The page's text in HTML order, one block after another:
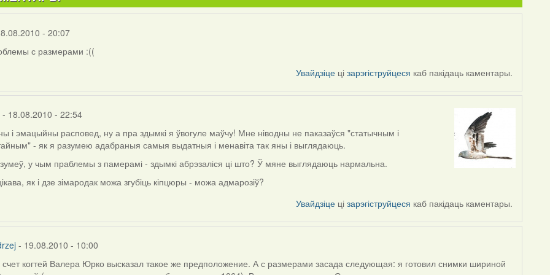
- 20:07
с размерами :((
Увайдзіце цізарэгіструйцеся каб пакідаць каментары.
- 18.08.2010 - 22:54
і эмацыйны расповед, ну а пра здымкі я ўвогуле маўчу! Мне ніводны не паказаўся "статычным і
- як я разумею адабраныя самыя выдатныя і менавіта так яны і выглядаюць.
у чым праблемы з памерамі - здымкі абрэзаліся ці што? Ў мяне выглядаюць нармальна.
як і дзе зімародак можа згубіць кіпцюры - можа адмарозіў?
Увайдзіце цізарэгіструйцеся каб пакідаць каментары.
- 19.08.2010 - 10:00
когтей Валера Юрко высказал такое же предположение. А с размерами засада следующая: я готовил снимки шириной